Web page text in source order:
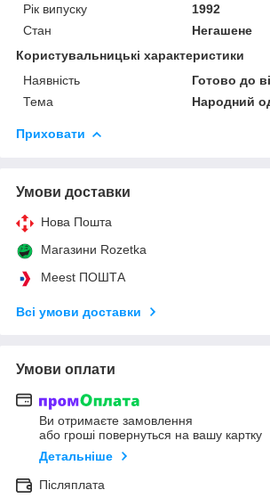
Рік випуску
1992
Стан
Негашене
Користувальницькі характеристики
Наявність
Готово до
Тема
Народний
Приховати
Умови доставки
Нова Пошта
Магазини Rozetka
Meest ПОШТА
Всі умови доставки
Умови оплати
Ви отримаєте замовлення
або гроші повернуться на вашу картку
Детальніше
Післяплата